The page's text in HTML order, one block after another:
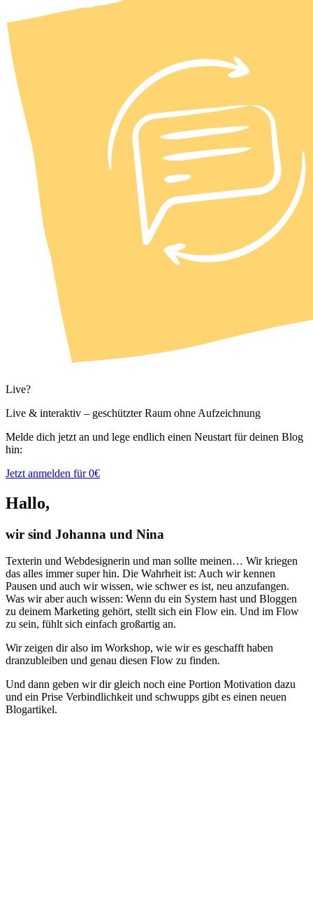
Live?
Live & interaktiv – geschützter Raum ohne Aufzeichnung
Melde dich jetzt an und lege endlich einen Neustart für deinen Blog
hin:
Jetzt anmelden für 0€
Hallo,
wir sind Johanna und Nina
Texterin und Webdesignerin und man sollte meinen… Wir kriegen
das alles immer super hin. Die Wahrheit ist: Auch wir kennen
Pausen und auch wir wissen, wie schwer es ist, neu anzufangen.
Was wir aber auch wissen: Wenn du ein System hast und Bloggen
zu deinem Marketing gehört, stellt sich ein Flow ein. Und im Flow
zu sein, fühlt sich einfach großartig an.
Wir zeigen dir also im Workshop, wie wir es geschafft haben
dranzubleiben und genau diesen Flow zu finden.
Und dann geben wir dir gleich noch eine Portion Motivation dazu
und ein Prise Verbindlichkeit und schwupps gibt es einen neuen
Blogartikel.